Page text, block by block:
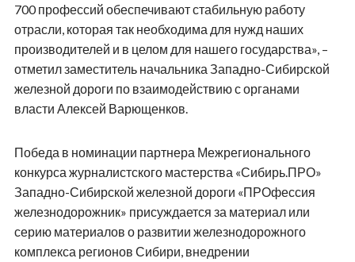
700 профессий обеспечивают стабильную работу
отрасли, которая так необходима для нужд наших
производителей и в целом для нашего государства», –
отметил заместитель начальника Западно-Сибирской
железной дороги по взаимодействию с органами
власти Алексей Варющенков.
Победа в номинации партнера Межрегионального
конкурса журналистского мастерства «Сибирь.ПРО»
Западно-Сибирской железной дороги «ПРОфессия
железнодорожник» присуждается за материал или
серию материалов о развитии железнодорожного
комплекса регионов Сибири, внедрении